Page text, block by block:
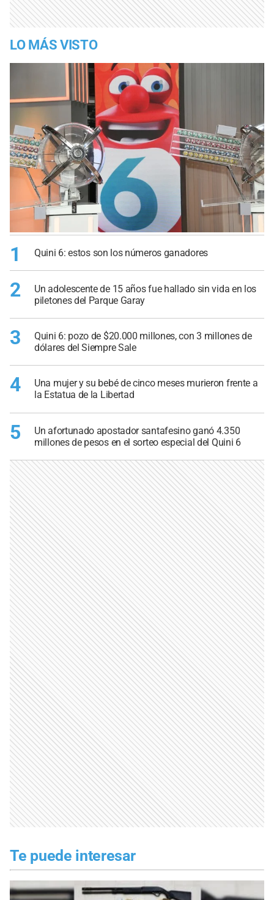
LO MÁS VISTO
1 Quini 6: estos son los números ganadores
2
Un adolescente de 15 años fue hallado sin vida en los
piletones del Parque Garay
3
Quini 6: pozo de $20.000 millones, con 3 millones de
dólares del Siempre Sale
4
Una mujer y su bebé de cinco meses murieron frente a
la Estatua de la Libertad
5
Un afortunado apostador santafesino ganó 4.350
millones de pesos en el sorteo especial del Quini 6
Te puede interesar